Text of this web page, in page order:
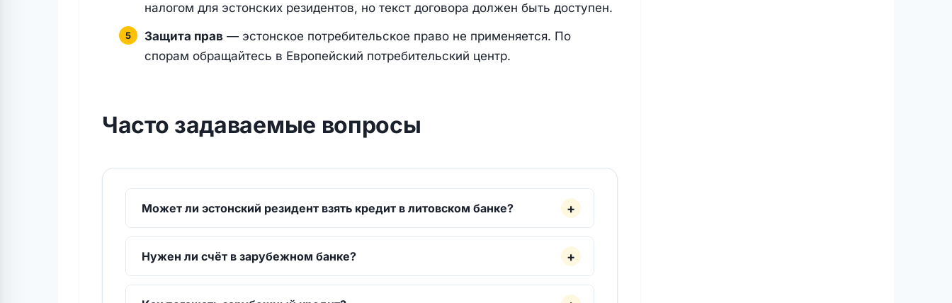
налогом для эстонских резидентов, но текст договора должен быть доступен.
Защита прав— эстонское потребительское право не применяется. По
спорам обращайтесь в Европейский потребительский центр.
Часто задаваемые вопросы
Может ли эстонский резидент взять кредит в литовском банке?
Нужен ли счёт в зарубежном банке?